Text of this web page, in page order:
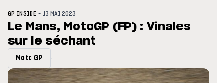
du GP de Grande-
GP INSIDE - 13 MAI 2023
Le Mans, MotoGP (FP) : Vinales
sur le séchant
Moto GP